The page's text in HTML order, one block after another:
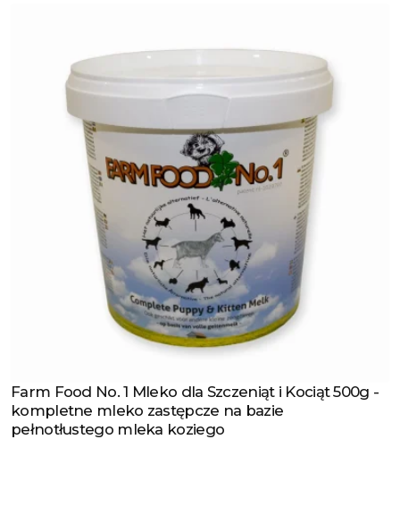
Zobacz produkt
Farm Food No. 1 Mleko dla Szczeniąt i Kociąt 500g -
kompletne mleko zastępcze na bazie
pełnotłustego mleka koziego